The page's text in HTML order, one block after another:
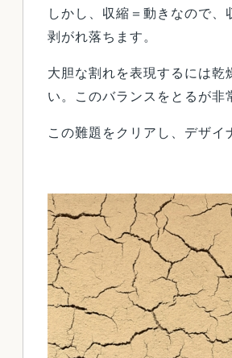
しかし、収縮＝動きなので
剥がれ落ちます。
大胆な割れを表現するには
い。このバランスをとるが非
この難題をクリアし、デザイ